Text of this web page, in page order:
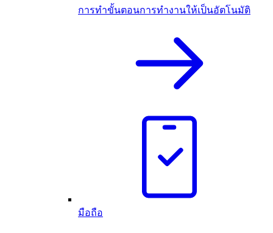
การทำขั้นตอนการทำงานให้เป็นอัตโนมัติ
มือถือ